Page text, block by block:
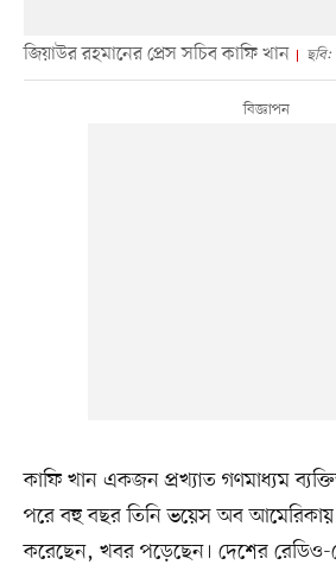
জিয়াউর রহমানের প্রেস সচিব কাফি খান ছবি:
কাফি খান একজন প্রখ্যাত গণমাধ্যম
পরে বহু বছর তিনি ভয়েস অব
করেছেন, খবর পড়েছেন। দেশের